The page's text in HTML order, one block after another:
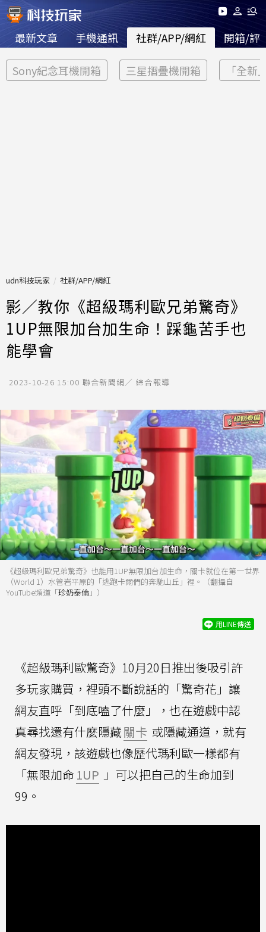
最新文章 手機通訊 社群/APP/網紅 開箱/評
Sony紀念耳機開箱 三星摺疊機開箱 「全新
udn科技玩家 社群/APP/網紅
影／教你《超級瑪利歐兄弟驚奇》
1UP無限加台加生命！踩龜苦手也
能學會
2023-10-26 15:00 聯合新聞網／ 綜合報導
《超級瑪利歐兄弟驚奇》也能用1UP無限加台加生命，關卡就位在第一世界
（World 1）水管岩平原的「逃跑卡爾們的奔馳山丘」裡。（翻攝自
YouTube頻道「珍奶泰倫 」）
用LINE傳送
《超級瑪利歐驚奇》10月20日推出後吸引許
多玩家購買，裡頭不斷說話的「驚奇花」讓
網友直呼「到底嗑了什麼」，也在遊戲中認
真尋找還有什麼隱藏關卡 或隱藏通道，就有
網友發現，該遊戲也像歷代瑪利歐一樣都有
「無限加命 1UP 」可以把自己的生命加到
99。